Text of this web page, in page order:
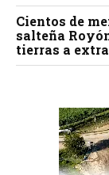
Cientos de
salteña
tierras a